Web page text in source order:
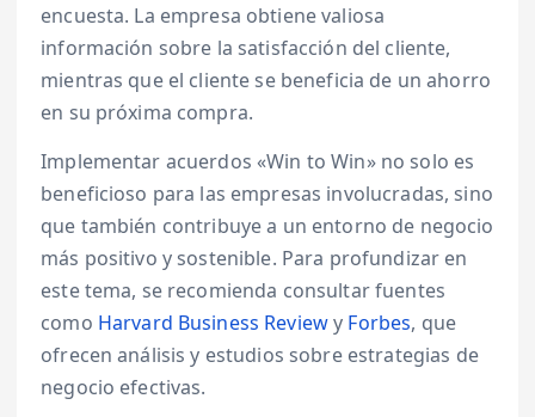
encuesta. La empresa obtiene valiosa
información sobre la satisfacción del cliente,
mientras que el cliente se beneficia de un ahorro
en su próxima compra.
Implementar acuerdos «Win to Win» no solo es
beneficioso para las empresas involucradas, sino
que también contribuye a un entorno de negocio
más positivo y sostenible. Para profundizar en
este tema, se recomienda consultar fuentes
como Harvard Business Reviewy Forbes, que
ofrecen análisis y estudios sobre estrategias de
negocio efectivas.